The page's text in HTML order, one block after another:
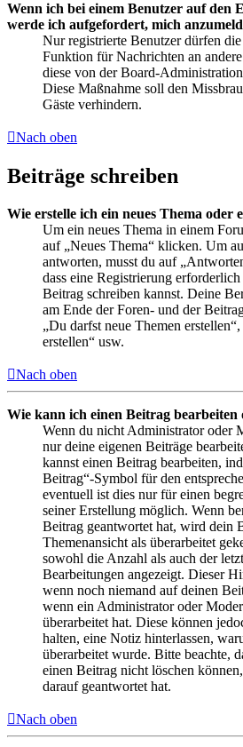
Wenn ich bei einem Benutzer auf den
werde ich aufgefordert, mich
Nur registrierte Benutzer dürfen
Funktion für Nachrichten an
diese von der Board-
Diese Maßnahme soll den
Gäste verhindern.
Nach oben
Beiträge schreiben
Wie erstelle ich ein neues Thema oder
Um ein neues Thema in einem
auf „Neues Thema“ klicken. Um
antworten, musst du auf
dass eine Registrierung
Beitrag schreiben kannst. Deine
am Ende der Foren- und der
„Du darfst neue Themen
erstellen“ usw.
Nach oben
Wie kann ich einen Beitrag bearbeiten
Wenn du nicht Administrator oder
nur deine eigenen Beiträge
kannst einen Beitrag bearbeiten,
Beitrag“-Symbol für den
eventuell ist dies nur für einen
seiner Erstellung möglich. Wenn
Beitrag geantwortet hat, wird dein
Themenansicht als überarbeitet
sowohl die Anzahl als auch der
Bearbeitungen angezeigt. Dieser
wenn noch niemand auf deinen
wenn ein Administrator oder
überarbeitet hat. Diese können
halten, eine Notiz hinterlassen,
überarbeitet wurde. Bitte beachte,
einen Beitrag nicht löschen
darauf geantwortet hat.
Nach oben